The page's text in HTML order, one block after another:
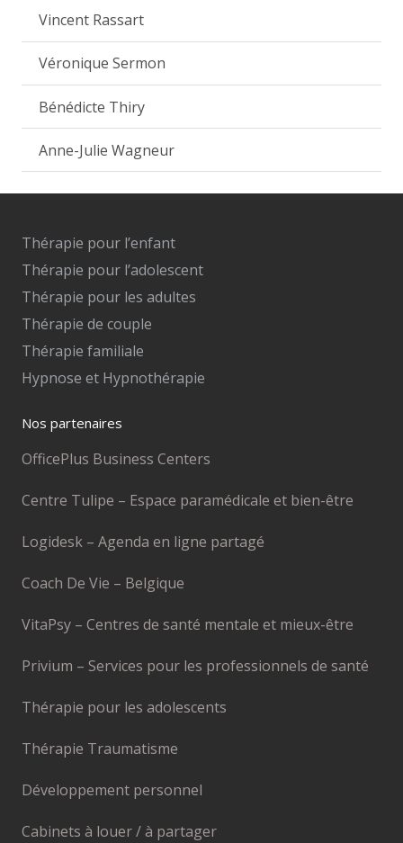
Vincent Rassart
Véronique Sermon
Bénédicte Thiry
Anne-Julie Wagneur
Thérapie pour l’enfant
Thérapie pour l’adolescent
Thérapie pour les adultes
Thérapie de couple
Thérapie familiale
Hypnose et Hypnothérapie
Nos partenaires
OfficePlus Business Centers
Centre Tulipe – Espace paramédicale et bien-être
Logidesk – Agenda en ligne partagé
Coach De Vie – Belgique
VitaPsy – Centres de santé mentale et mieux-être
Privium – Services pour les professionnels de santé
Thérapie pour les adolescents
Thérapie Traumatisme
Développement personnel
Cabinets à louer / à partager